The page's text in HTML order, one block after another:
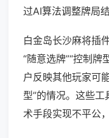
过AI算法调整牌局
白金岛长沙麻将插
“随意选牌”“控制牌
户反映其他玩家可
型”的情况。这些
术手段实现不平公